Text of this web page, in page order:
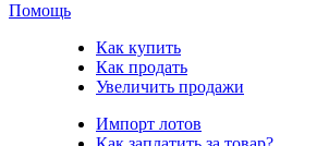
Помощь
Как купить
Как продать
Увеличить продажи
Импорт лотов